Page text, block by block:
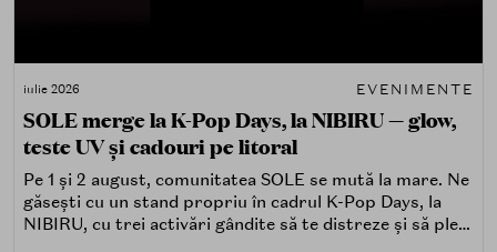
iulie 2026 EVENIMENTE
SOLE merge la K-Pop Days, la NIBIRU — glow,
teste UV și cadouri pe litoral
Pe 1 și 2 august, comunitatea SOLE se mută la mare. Ne
găsești cu un stand propriu în cadrul K-Pop Days, la
NIBIRU, cu trei activări gândite să te distreze și să pleci